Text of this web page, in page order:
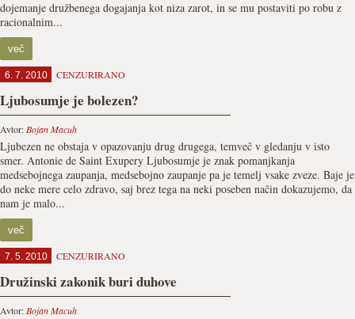
dojemanje družbenega dogajanja kot niza zarot, in se mu postaviti po robu z
racionalnim...
več
6. 7. 2010 CENZURIRANO
Ljubosumje je bolezen?
Avtor: Bojan Macuh
Ljubezen ne obstaja v opazovanju drug drugega, temveč v gledanju v isto
smer. Antonie de Saint Exupery Ljubosumje je znak pomanjkanja
medsebojnega zaupanja, medsebojno zaupanje pa je temelj vsake zveze. Baje je
do neke mere celo zdravo, saj brez tega na neki poseben način dokazujemo, da
nam je malo...
več
7. 5. 2010 CENZURIRANO
Družinski zakonik buri duhove
Avtor: Bojan Macuh